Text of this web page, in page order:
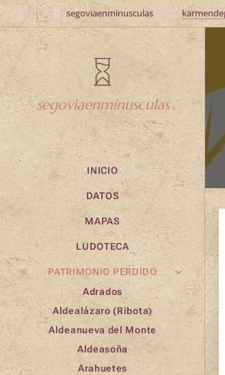
segoviaenminusculas
segoviaenminusculas
INICIO
DATOS
MAPAS
LUDOTECA
PATRIMONIO PERDIDO
Adrados
Aldealázaro (Ribota)
Aldeanueva del Monte
Aldeasoña
Arahuetes